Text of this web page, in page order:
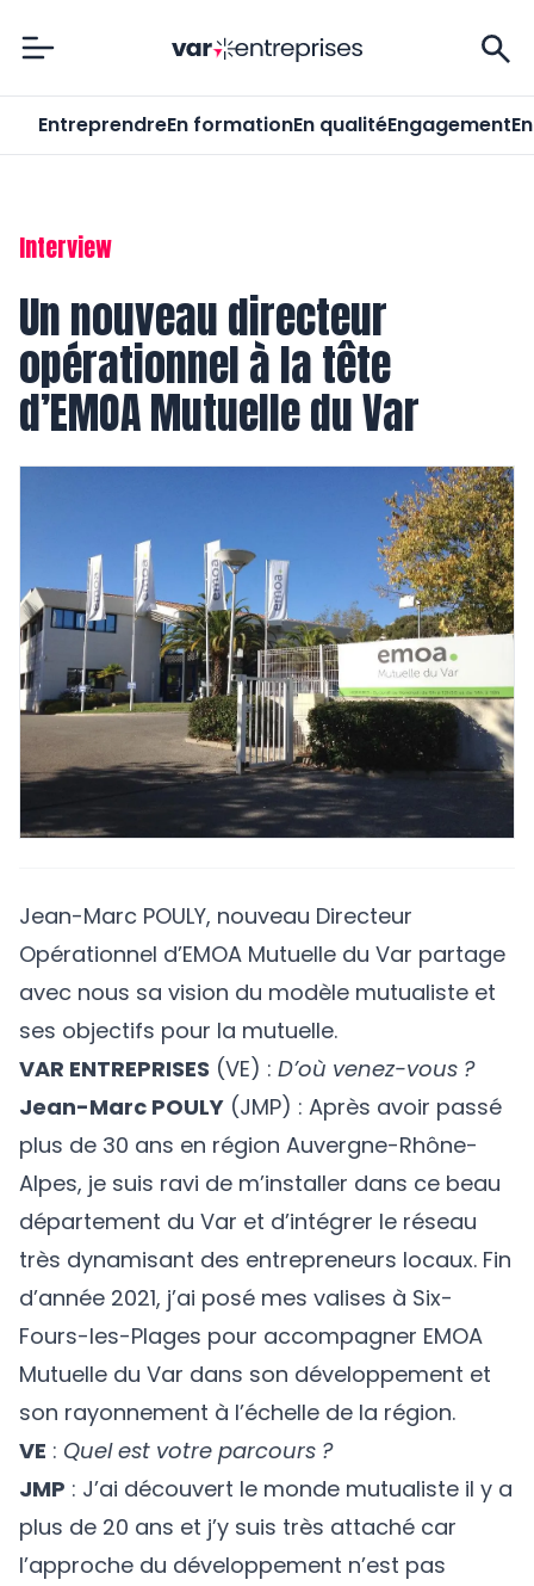
Var-Entreprises
EntreprendreEn formationEn qualitéEngagement
Interview
Un nouveau directeur
opérationnel à la tête
d’EMOA Mutuelle du Var
Jean-Marc POULY, nouveau Directeur
Opérationnel d’EMOA Mutuelle du Var partage
avec nous sa vision du modèle mutualiste et
ses objectifs pour la mutuelle.
VAR ENTREPRISES (VE) : D’où venez-vous ?
Jean-Marc POULY (JMP) : Après avoir passé
plus de 30 ans en région Auvergne-Rhône-
Alpes, je suis ravi de m’installer dans ce beau
département du Var et d’intégrer le réseau
très dynamisant des entrepreneurs locaux. Fin
d’année 2021, j’ai posé mes valises à Six-
Fours-les-Plages pour accompagner EMOA
Mutuelle du Var dans son développement et
son rayonnement à l’échelle de la région.
VE : Quel est votre parcours ?
JMP : J’ai découvert le monde mutualiste il y a
plus de 20 ans et j’y suis très attaché car
l’approche du développement n’est pas